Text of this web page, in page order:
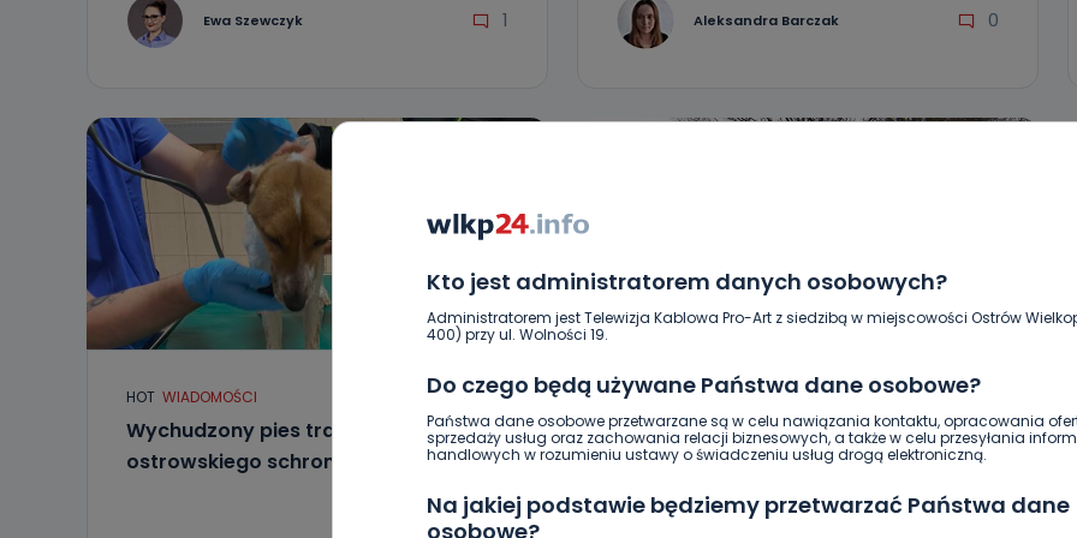
Kto jest administratorem danych osobowych?
Administratorem jest Telewizja Kablowa Pro-Art z siedzibą w miejscowości Ostrów
400) przy ul. Wolności 19.
Do czego będą używane Państwa dane osobowe?
Państwa dane osobowe przetwarzane są w celu nawiązania kontaktu, opracowania
sprzedaży usług oraz zachowania relacji biznesowych, a także w celu przesyłania
handlowych w rozumieniu ustawy o świadczeniu usług drogą elektroniczną.
Na jakiej podstawie będziemy przetwarzać Państwa dane
osobowe?
Ewa Szewczyk 1 Aleksandra Barczak 0
HOT WIADOMOŚCI
Wychudzony pies trafił do
ostrowskiego schroniska
REGION WIADOMOŚCI
Już wszystko jasne. Konkurs na
kierowanie schroniskiem pod
Ostrowem rozstrzygnięty